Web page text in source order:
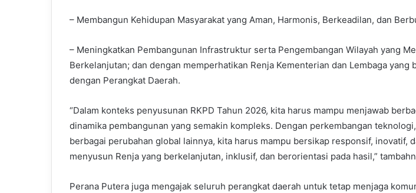
– Membangun Kehidupan Masyarakat yang Aman, Harmonis, Berkeadilan, dan
– Meningkatkan Pembangunan Infrastruktur serta Pengembangan Wilayah yang
Berkelanjutan; dan dengan memperhatikan Renja Kementerian dan Lembaga yang
dengan Perangkat Daerah.
“Dalam konteks penyusunan RKPD Tahun 2026, kita harus mampu menjawab
dinamika pembangunan yang semakin kompleks. Dengan perkembangan
berbagai perubahan global lainnya, kita harus mampu bersikap responsif, inovatif,
menyusun Renja yang berkelanjutan, inklusif, dan berorientasi pada hasil,”
Perana Putera juga mengajak seluruh perangkat daerah untuk tetap menjaga